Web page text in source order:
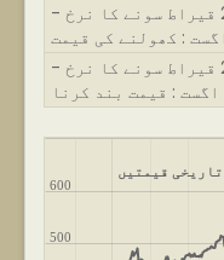
حفر البطین 22 قیراط سونے کا نرخ -
حفر البطین 22 قیراط سونے کا نرخ -
500
600